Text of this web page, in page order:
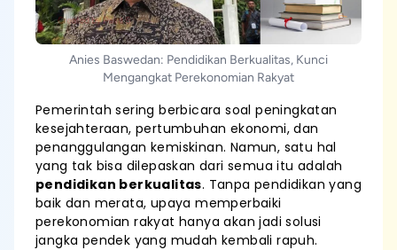
Anies Baswedan: Pendidikan Berkualitas, Kunci
Mengangkat Perekonomian Rakyat
Pemerintah sering berbicara soal peningkatan
kesejahteraan, pertumbuhan ekonomi, dan
penanggulangan kemiskinan. Namun, satu hal
yang tak bisa dilepaskan dari semua itu adalah
pendidikan berkualitas. Tanpa pendidikan yang
baik dan merata, upaya memperbaiki
perekonomian rakyat hanya akan jadi solusi
jangka pendek yang mudah kembali rapuh.